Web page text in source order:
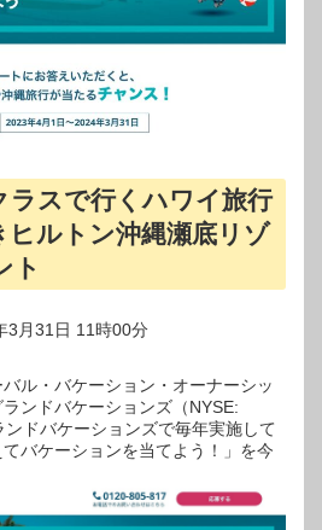
スで行くハワイ旅行
ヒルトン沖縄瀬底リゾ
ト
3月31日 11時00分
ル・バケーション・オーナーシッ
ンドバケーションズ（NYSE:
ドバケーションズで毎年実施して
バケーションを当てよう！」を今